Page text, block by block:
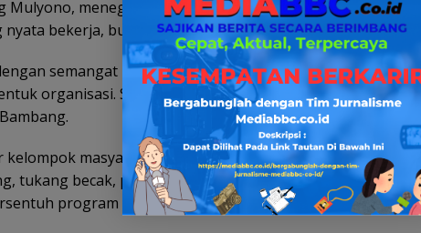
Mulyono, menegaskan bahwa organisasinya ingin tampil
bekerja, bukan hanya hadir dalam agenda formalitas.
semangat berbagi. Gerakan ini sudah berjalan lebih
organisasi. Sekarang saatnya diperluas secara
kelompok masyarakat yang kerap berada di lapis paling
tukang becak, pengemudi ojek daring, hingga warga
program berkelanjutan.